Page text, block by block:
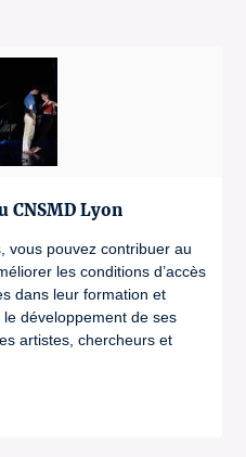
CNSMD Lyon
vous pouvez contribuer au
les conditions d’accès
dans leur formation et
le développement de ses
artistes, chercheurs et